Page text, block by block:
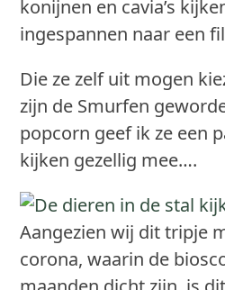
konijnen en cavia’s
ingespannen naar een
Die ze zelf uit mogen
zijn de Smurfen
popcorn geef ik ze een
kijken gezellig mee….
Aangezien wij dit tripje
corona, waarin de